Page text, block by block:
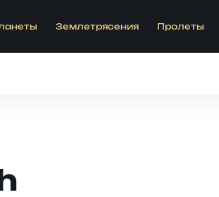
Землетрясения Пролеты